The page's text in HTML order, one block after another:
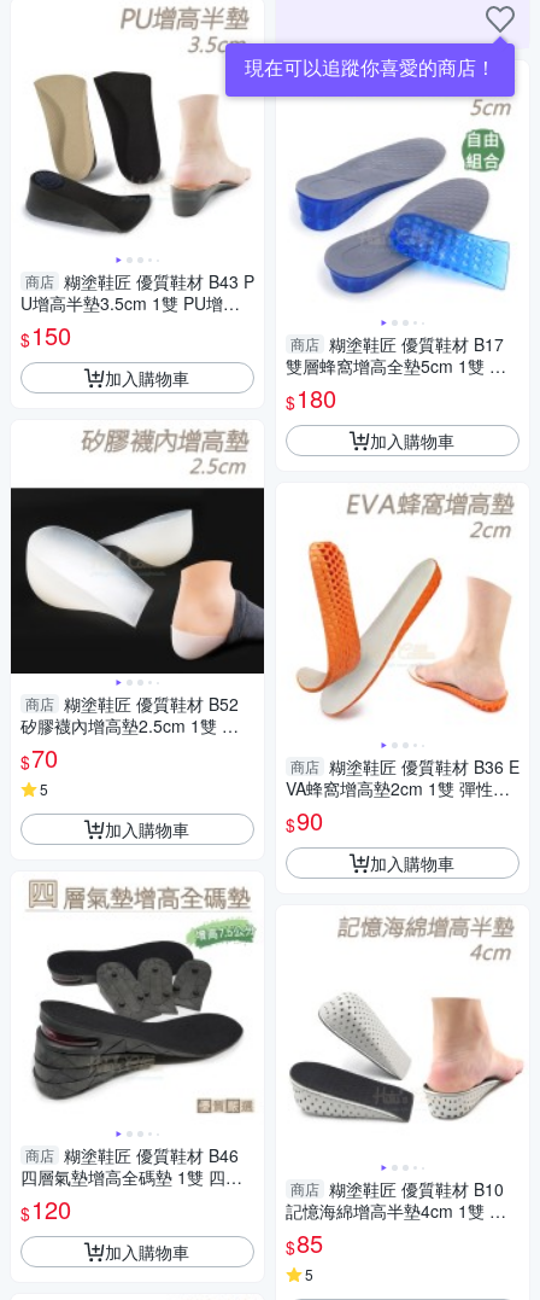
商店 糊塗鞋匠 優質鞋材 B43 P
U增高半墊3.5cm 1雙 PU增高
七分墊 PU增高鞋墊
$150
加入購物車
商店 糊塗鞋匠 優質鞋材 B52
矽膠襪內增高墊2.5cm 1雙 矽
膠增高墊 穿戴增高墊 隱形增高
墊
$70
5
加入購物車
商店 糊塗鞋匠 優質鞋材 B46
四層氣墊增高全碼墊 1雙 四層
可調 增高7.5公分 增高墊 增高
全墊
$120
加入購物車
現在可以追蹤你喜愛的商店！
商店 糊塗鞋匠 優質鞋材 B17
雙層蜂窩增高全墊5cm 1雙 蜂
窩增高半墊 蜂窩矽膠增高半墊
$180
加入購物車
商店 糊塗鞋匠 優質鞋材 B36 E
VA蜂窩增高墊2cm 1雙 彈性EV
A增高墊 蜂窩增高墊
$90
加入購物車
商店 糊塗鞋匠 優質鞋材 B10
記憶海綿增高半墊4cm 1雙 記
憶海綿增高墊 記憶棉EVA增高
墊
$85
5